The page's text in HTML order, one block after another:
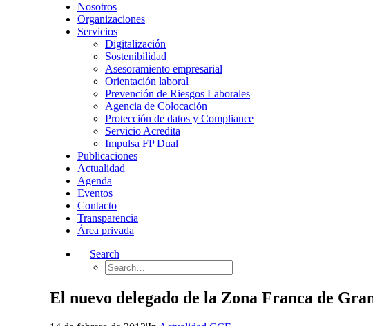
Nosotros
Organizaciones
Servicios
Digitalización
Sostenibilidad
Asesoramiento empresarial
Orientación laboral
Prevención de Riesgos Laborales
Agencia de Colocación
Protección de datos y Compliance
Servicio Acredita
Impulsa FP Dual
Publicaciones
Actualidad
Agenda
Eventos
Contacto
Transparencia
Área privada
Search
El nuevo delegado de la Zona Franca de